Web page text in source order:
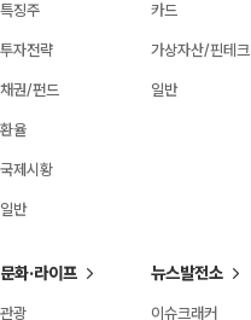
특징주
투자전략
채권/펀드
환율
국제시황
일반
카드
가상자산/핀테크
일반
문화·라이프
관광
뉴스발전소
이슈크래커